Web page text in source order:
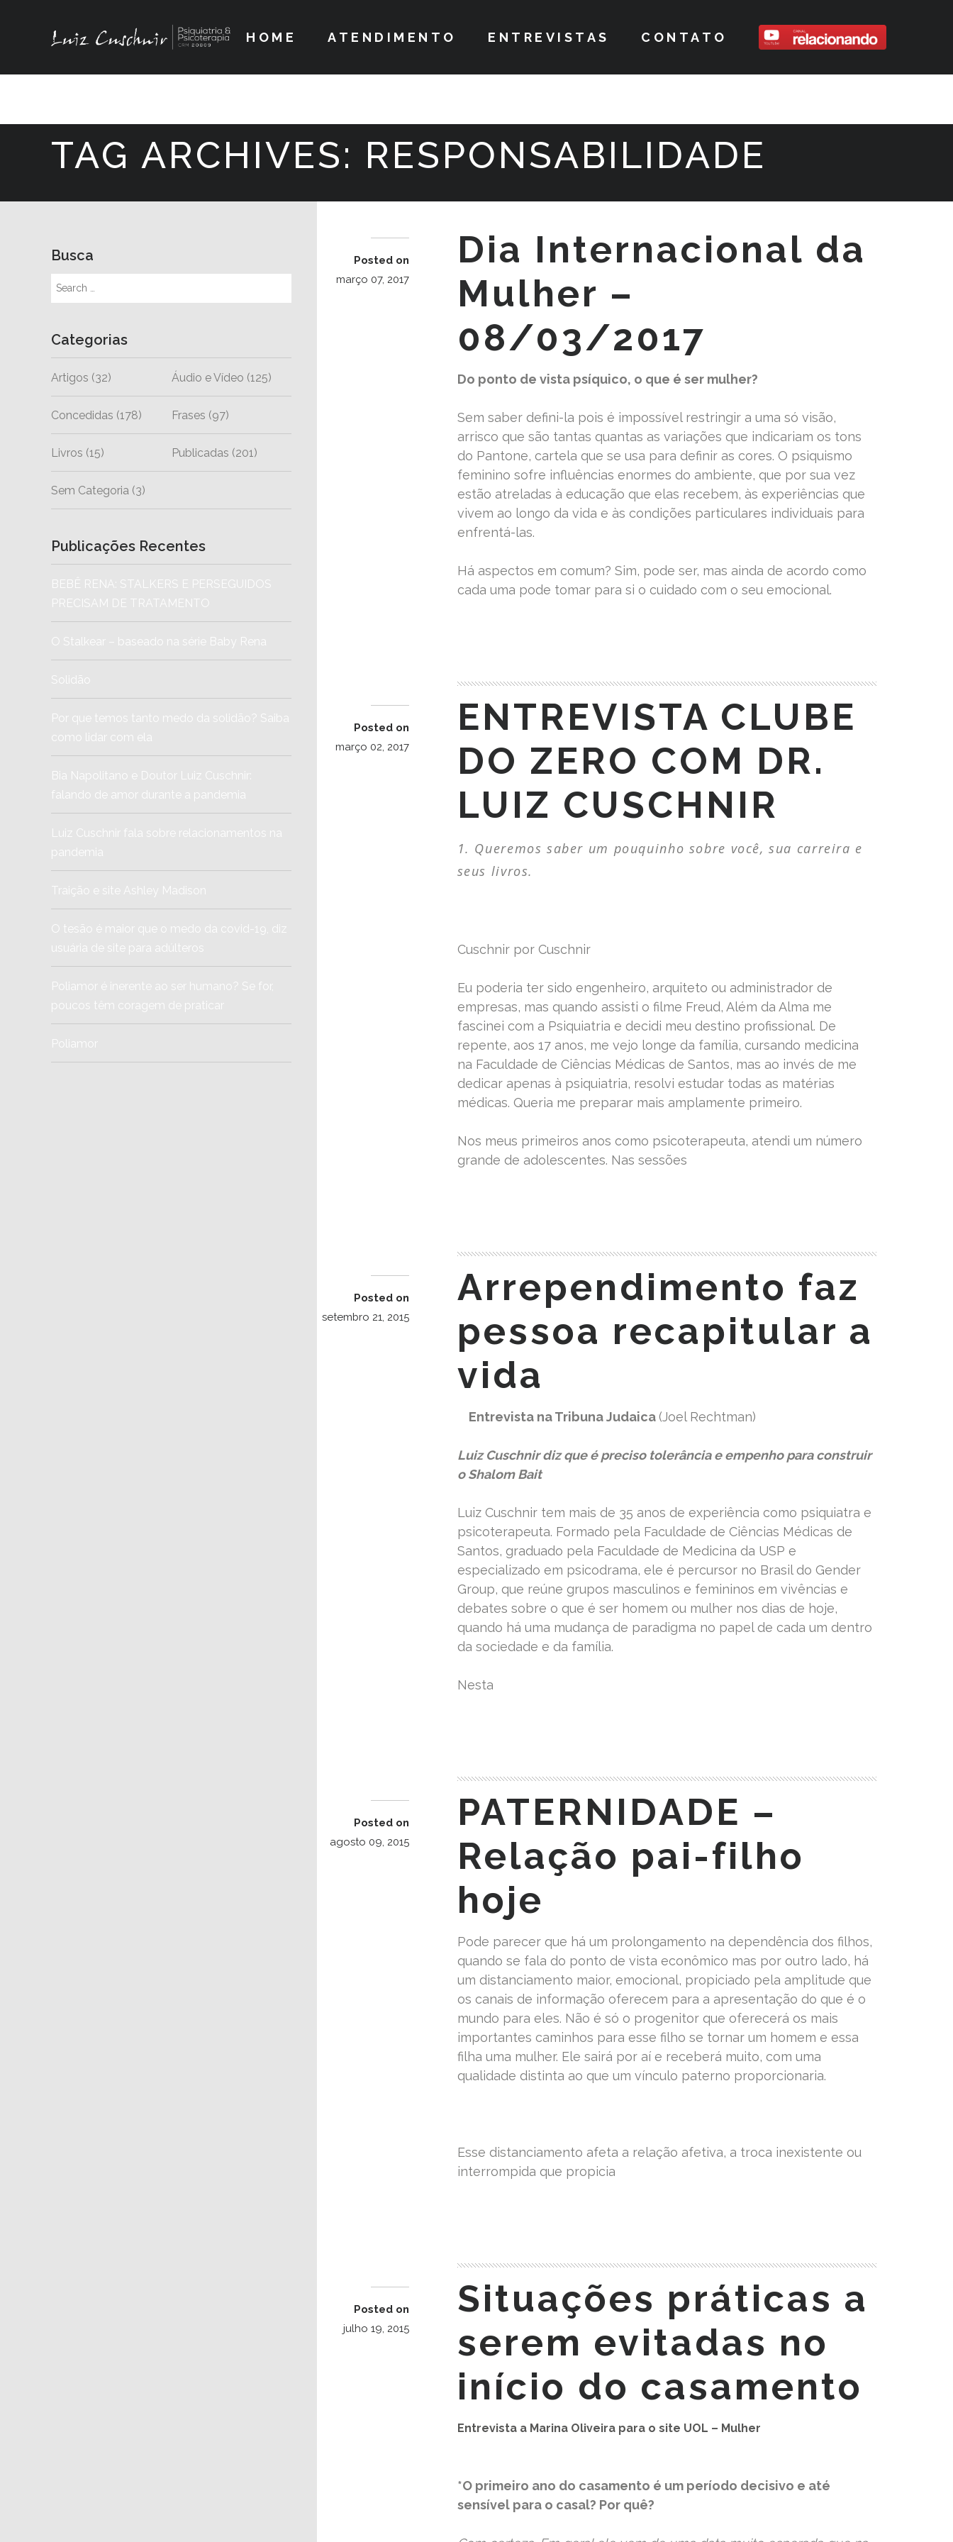
HOME ATENDIMENTO ENTREVISTAS CONTATO
TAG ARCHIVES: RESPONSABILIDADE
Busca
Categorias
Artigos (32) Áudio e Vídeo (125)
Concedidas (178) Frases (97)
Livros (15) Publicadas (201)
Sem Categoria (3)
Publicações Recentes
BEBÊ RENA: STALKERS E PERSEGUIDOS
PRECISAM DE TRATAMENTO
O Stalkear – baseado na série Baby Rena
Solidão
Por que temos tanto medo da solidão? Saiba
como lidar com ela
Bia Napolitano e Doutor Luiz Cuschnir:
falando de amor durante a pandemia
Luiz Cuschnir fala sobre relacionamentos na
pandemia
Traição e site Ashley Madison
O tesão é maior que o medo da covid-19, diz
usuária de site para adúlteros
Poliamor é inerente ao ser humano? Se for,
poucos têm coragem de praticar
Poliamor
Dia Internacional da
Mulher –
08/03/2017
Posted on
março 07, 2017
Do ponto de vista psíquico, o que é ser mulher?
Sem saber defini-la pois é impossível restringir a uma só visão,
arrisco que são tantas quantas as variações que indicariam os tons
do Pantone, cartela que se usa para definir as cores. O psiquismo
feminino sofre influências enormes do ambiente, que por sua vez
estão atreladas à educação que elas recebem, às experiências que
vivem ao longo da vida e às condições particulares individuais para
enfrentá-las.
Há aspectos em comum? Sim, pode ser, mas ainda de acordo como
cada uma pode tomar para si o cuidado com o seu emocional.
ENTREVISTA CLUBE
DO ZERO COM DR.
LUIZ CUSCHNIR
Posted on
março 02, 2017
Queremos saber um pouquinho sobre você, sua carreira e
seus livros.
Cuschnir por Cuschnir
Eu poderia ter sido engenheiro, arquiteto ou administrador de
empresas, mas quando assisti o filme Freud, Além da Alma me
fascinei com a Psiquiatria e decidi meu destino profissional. De
repente, aos 17 anos, me vejo longe da família, cursando medicina
na Faculdade de Ciências Médicas de Santos, mas ao invés de me
dedicar apenas à psiquiatria, resolvi estudar todas as matérias
médicas. Queria me preparar mais amplamente primeiro.
Nos meus primeiros anos como psicoterapeuta, atendi um número
grande de adolescentes. Nas sessões
Arrependimento faz
pessoa recapitular a
vida
Posted on
setembro 21, 2015
Entrevista na Tribuna Judaica(Joel Rechtman)
Luiz Cuschnir diz que é preciso tolerância e empenho para construir
o ShalomBait
Luiz Cuschnir tem mais de 35 anos de experiência como psiquiatra e
psicoterapeuta. Formado pela Faculdade de Ciências Médicas de
Santos, graduado pela Faculdade de Medicina da USP e
especializado em psicodrama, ele é percursor no Brasil do Gender
Group, que reúne grupos masculinos e femininos em vivências e
debates sobre o que é ser homem ou mulher nos dias de hoje,
quando há uma mudança de paradigma no papel de cada um dentro
da sociedade e da família.
Nesta
PATERNIDADE –
Relação pai-filho
hoje
Posted on
agosto 09, 2015
Pode parecer que há um prolongamento na dependência dos filhos,
quando se fala do ponto de vista econômico mas por outro lado, há
um distanciamento maior, emocional, propiciado pela amplitude que
os canais de informação oferecem para a apresentação do que é o
mundo para eles. Não é só o progenitor que oferecerá os mais
importantes caminhos para esse filho se tornar um homem e essa
filha uma mulher. Ele sairá por aí e receberá muito, com uma
qualidade distinta ao que um vínculo paterno proporcionaria.
Esse distanciamento afeta a relação afetiva, a troca inexistente ou
interrompida que propicia
Situações práticas a
serem evitadas no
início do casamento
Posted on
julho 19, 2015
Entrevista a Marina Oliveira para o site UOL – Mulher
*O primeiro ano do casamento é um período decisivo e até
sensível para o casal? Por quê?